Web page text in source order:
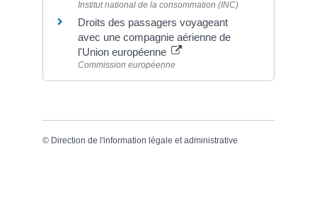
Institut national de la consommation (INC)
Droits des passagers voyageant
avec une compagnie aérienne de
l'Union européenne
Commission européenne
© Direction de l'information légale et administrative